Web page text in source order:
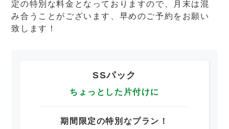
定の特別な料金となっておりますので、月末は混
み合うことがございます、早めのご予約をお願い
致します！
SSパック
ちょっとした片付けに
期間限定の特別なプラン！